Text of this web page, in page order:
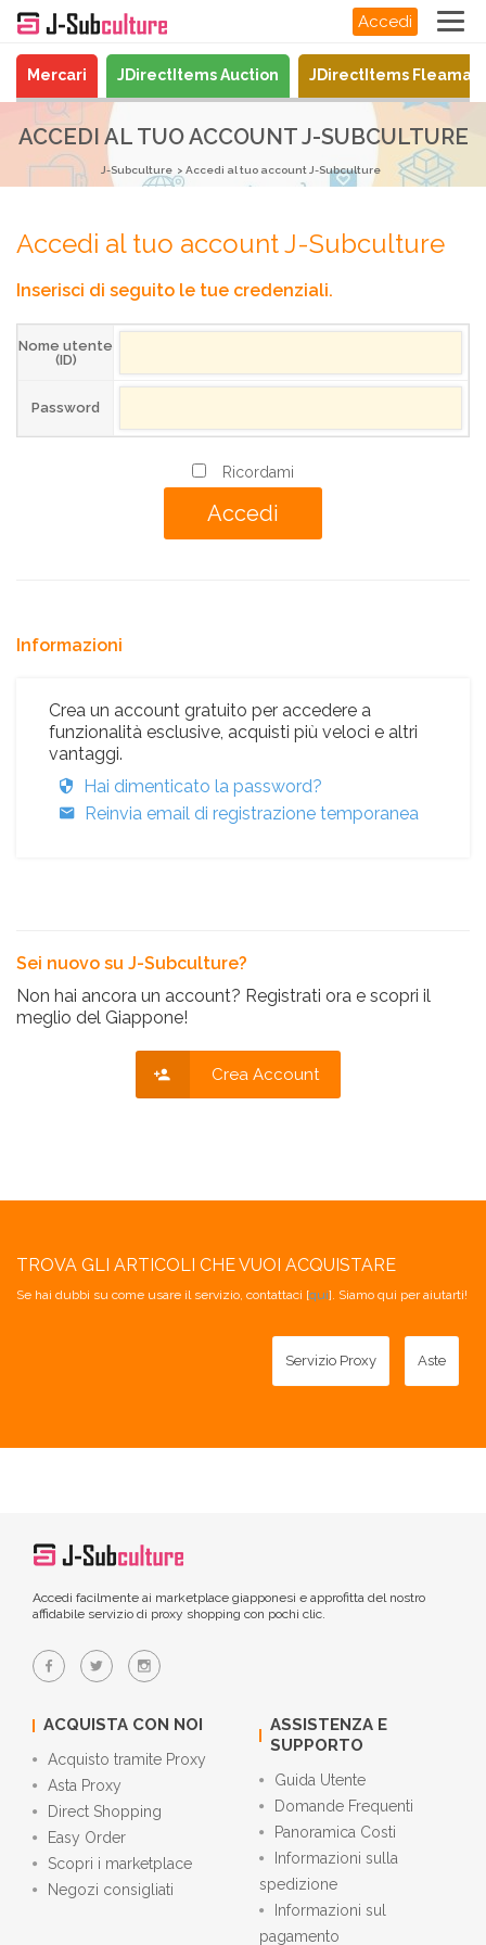
Accedi
Mercari JDirectItems Auction JDirectItems
ACCEDI AL TUO ACCOUNT J-SUBCULTURE
J-Subculture Accedi al tuo account J-Subculture
Accedi al tuo account J-Subculture
Inserisci di seguito le tue credenziali.
Nome utente
(ID)
Password
Ricordami
Informazioni
Crea un account gratuito per accedere a
funzionalità esclusive, acquisti più veloci e altri
vantaggi.
Hai dimenticato la password?
Reinvia email di registrazione temporanea
Sei nuovo su J-Subculture?
Non hai ancora un account? Registrati ora e scopri il
meglio del Giappone!
Crea Account
TROVA GLI ARTICOLI CHE VUOI ACQUISTARE
Se hai dubbi su come usare il servizio, contattaci [qui]. Siamo qui per aiutarti!
Servizio Proxy Aste
Accedi facilmente ai marketplace giapponesi e approfitta del nostro
affidabile servizio di proxy shopping con pochi clic.
ACQUISTA CON NOI
Acquisto tramite Proxy
Asta Proxy
Direct Shopping
Easy Order
Scopri i marketplace
Negozi consigliati
ASSISTENZA E
SUPPORTO
Guida Utente
Domande Frequenti
Panoramica Costi
Informazioni sulla
spedizione
Informazioni sul
pagamento